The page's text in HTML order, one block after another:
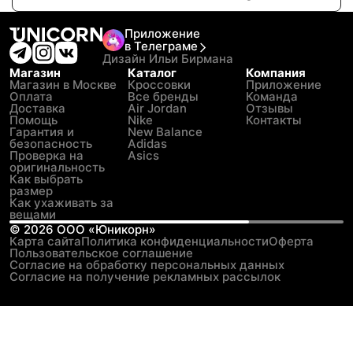
Приложение
в Телеграме
Дизайн Ильи Бирмана
Магазин
Магазин в Москве
Оплата
Доставка
Помощь
Гарантия и
безопасность
Проверка на
оригинальность
Как выбрать
размер
Как ухаживать за
вещами
Каталог
Кроссовки
Все бренды
Air Jordan
Nike
New Balance
Adidas
Asics
Компания
Приложение
Команда
Отзывы
Контакты
© 2026 ООО «Юникорн»
Карта сайтаПолитика конфиденциальностиОферта
Пользовательское соглашение
Согласие на обработку персональных данных
Согласие на получение рекламных рассылок